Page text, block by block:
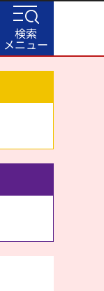
検索
メニュー